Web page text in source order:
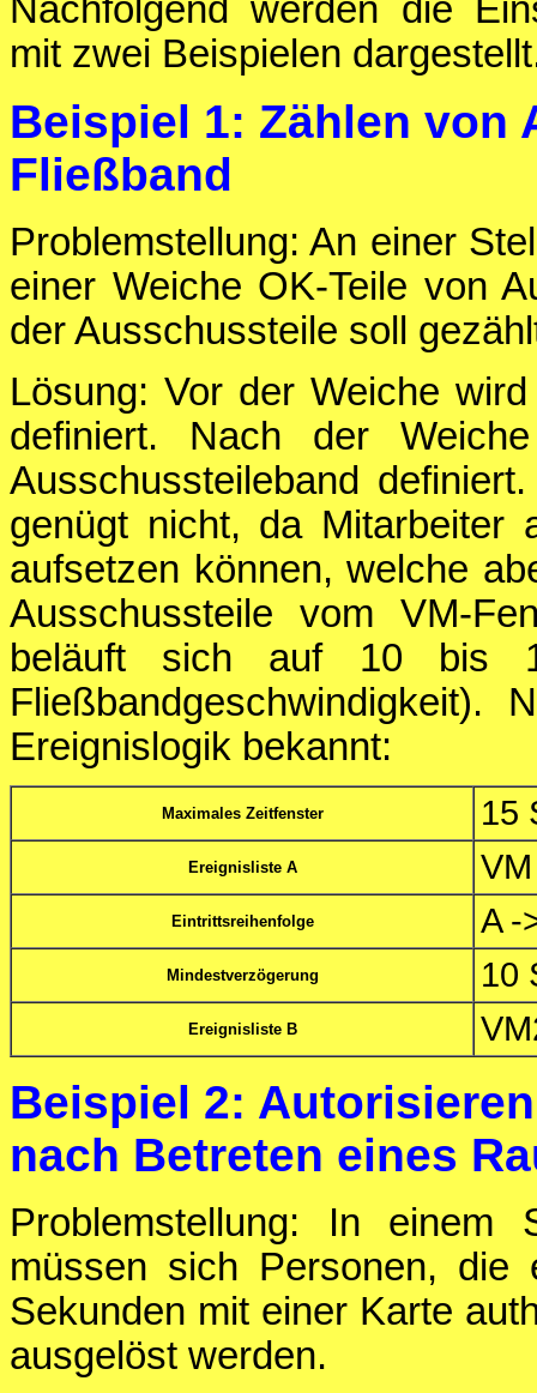
Nachfolgend werden die
mit zwei Beispielen
Beispiel 1: Zählen von
Fließband
Problemstellung: An einer
einer Weiche OK-Teile von
der Ausschussteile soll
Lösung: Vor der Weiche
definiert. Nach der
Ausschussteileband
genügt nicht, da Mitarbeiter
aufsetzen können, welche
Ausschussteile vom VM-
beläuft sich auf 10 bis
Ereignislogik bekannt:
Maximales Zeitfenster 15
Ereignisliste A VM
Eintrittsreihenfolge A -
Mindestverzögerung 10
Ereignisliste B
Beispiel 2:
nach Betreten eines
Problemstellung: In einem
müssen sich Personen, die
Sekunden mit einer Karte
ausgelöst werden.